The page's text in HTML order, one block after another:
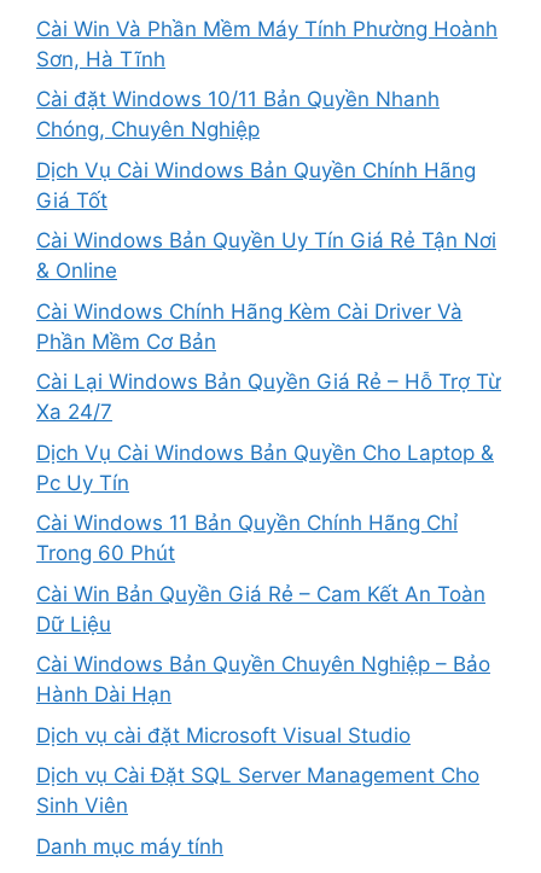
Cài Win Và Phần Mềm Máy Tính Phường Hoành
Sơn, Hà Tĩnh
Cài đặt Windows 10/11 Bản Quyền Nhanh
Chóng, Chuyên Nghiệp
Dịch Vụ Cài Windows Bản Quyền Chính Hãng
Giá Tốt
Cài Windows Bản Quyền Uy Tín Giá Rẻ Tận Nơi
& Online
Cài Windows Chính Hãng Kèm Cài Driver Và
Phần Mềm Cơ Bản
Cài Lại Windows Bản Quyền Giá Rẻ – Hỗ Trợ Từ
Xa 24/7
Dịch Vụ Cài Windows Bản Quyền Cho Laptop &
Pc Uy Tín
Cài Windows 11 Bản Quyền Chính Hãng Chỉ
Trong 60 Phút
Cài Win Bản Quyền Giá Rẻ – Cam Kết An Toàn
Dữ Liệu
Cài Windows Bản Quyền Chuyên Nghiệp – Bảo
Hành Dài Hạn
Dịch vụ cài đặt Microsoft Visual Studio
Dịch vụ Cài Đặt SQL Server Management Cho
Sinh Viên
Danh mục máy tính